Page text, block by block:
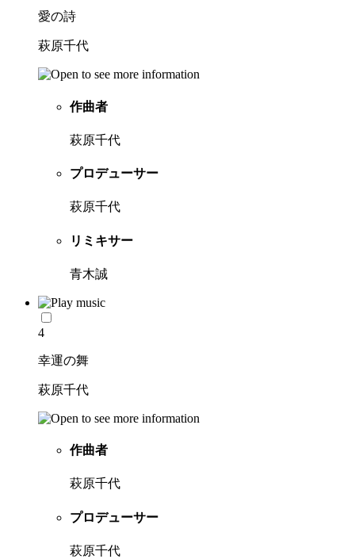
愛の詩
萩原千代
作曲者
萩原千代
プロデューサー
萩原千代
リミキサー
青木誠
4
幸運の舞
萩原千代
作曲者
萩原千代
プロデューサー
萩原千代